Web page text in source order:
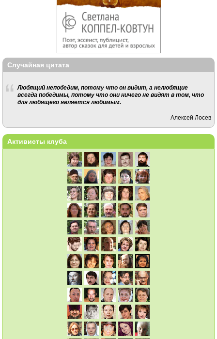
Случайная цитата
Любящий непобедим, потому что он видит, а нелюбящие
всегда победимы, потому что они ничего не видят в том, что
для любящего является любимым.
Алексей Лосев
Активисты клуба